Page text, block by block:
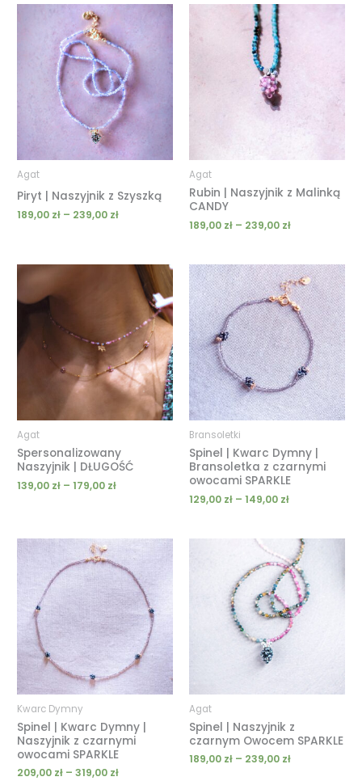
Agat
Piryt | Naszyjnik z Szyszką
189,00 zł – 239,00 zł
Zakres
od
189,00 zł
do
239,00 zł
Agat
Rubin | Naszyjnik z Malinką
CANDY
189,00 zł – 239,00 zł
Agat
Spersonalizowany
Naszyjnik | DŁUGOŚĆ
139,00 zł – 179,00 zł
Zakres
cen:
139,00 zł
179,00 zł
Bransoletki
Spinel | Kwarc Dymny |
Bransoletka z czarnymi
owocami SPARKLE
129,00 zł – 149,00 zł
Zakres
cen:
od
129,00 zł
do
149,00 zł
Kwarc Dymny
Spinel | Kwarc Dymny |
Naszyjnik z czarnymi
owocami SPARKLE
209,00 zł – 319,00 zł
cen:
od
209,00 zł
do
319,00 zł
Agat
Spinel | Naszyjnik z
czarnym Owocem SPARKLE
189,00 zł – 239,00 zł
Zakres
cen:
od
189,00 zł
do
239,00 zł